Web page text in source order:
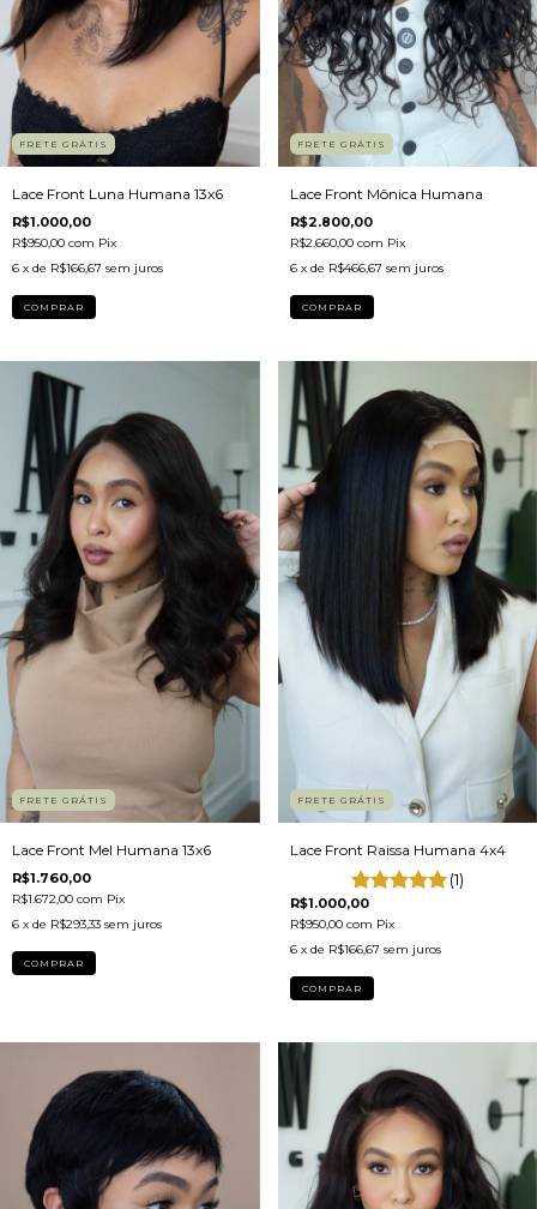
FRETE GRÁTIS
Lace Front Luna Humana 13x6
R$1.000,00
R$950,00 com Pix
6 x de R$166,67 sem juros
COMPRAR
FRETE GRÁTIS
Lace Front Mônica Humana
R$2.800,00
R$2.660,00 com Pix
6 x de R$466,67 sem juros
COMPRAR
FRETE GRÁTIS
Lace Front Mel Humana 13x6
R$1.760,00
R$1.672,00 com Pix
6 x de R$293,33 sem juros
COMPRAR
FRETE GRÁTIS
Lace Front Raissa Humana 4x4
(1)
R$1.000,00
R$950,00 com Pix
6 x de R$166,67 sem juros
COMPRAR